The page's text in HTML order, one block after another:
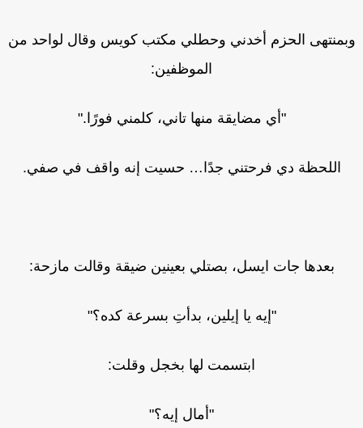
الحزم أخدني وحطلي مكتب كويس وقال لواحد من
الموظفين:
"أي مضايقة منها تاني، كلمني فورًا."
اللحظة دي فرحتني جدًا… حسيت إنه واقف في صفي.
بعدها جات ايسل، بصتلي بعينين ضيقة وقالت مازحة:
"إيه يا إيلين، بدأتِ بسرعة كده؟"
ابتسمت لها بخجل وقلت:
"أمال إيه؟"